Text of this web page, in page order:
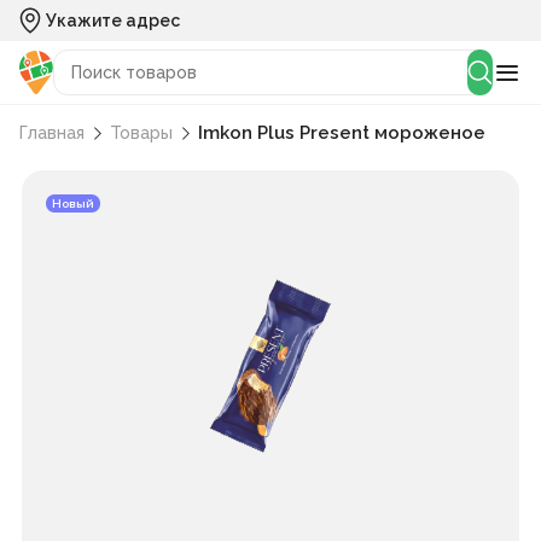
Укажите адрес
Главная Товары Imkon Plus Present мороженое
Новый